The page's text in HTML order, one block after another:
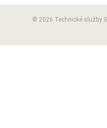
© 2026 Technické služby